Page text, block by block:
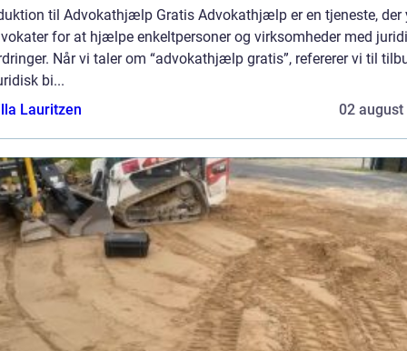
til Advokathjælp Gratis Advokathjælp er en tjeneste, der
for at hjælpe enkeltpersoner og virksomheder med
Når vi taler om “advokathjælp gratis”, refererer vi til
bi...
Lauritzen
02 august